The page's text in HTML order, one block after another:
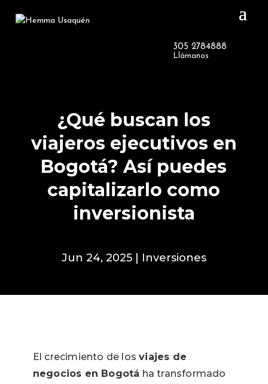
🎁y reclama tu bono de 7 Millones RECLAMA
¿Qué buscan los
viajeros ejecutivos en
Bogotá? Así puedes
capitalizarlo como
inversionista
Jun 24, 2025| Inversiones
El crecimiento de losviajes de
negocios en Bogotá ha transformado
305 2784888
Llámanos